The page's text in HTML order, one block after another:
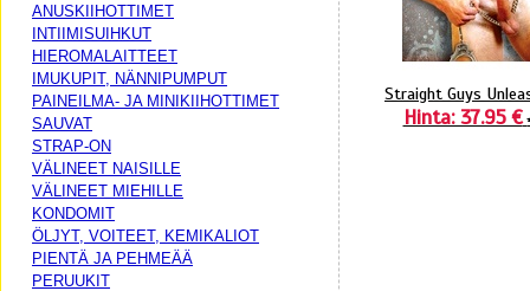
ANUSKIIHOTTIMET
INTIIMISUIHKUT
HIEROMALAITTEET
IMUKUPIT, NÄNNIPUMPUT
PAINEILMA- JA MINIKIIHOTTIMET
SAUVAT
STRAP-ON
VÄLINEET NAISILLE
VÄLINEET MIEHILLE
KONDOMIT
ÖLJYT, VOITEET, KEMIKALIOT
PIENTÄ JA PEHMEÄÄ
PERUUKIT
Straight Guys
Hinta: 37.95 €